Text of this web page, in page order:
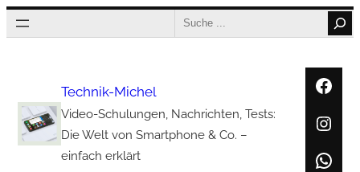
Zum
Inhalt
Search
Technik-Michel
Video-Schulungen, Nachrichten, Tests:
Die Welt von Smartphone & Co. –
einfach erklärt